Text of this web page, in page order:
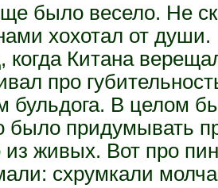
было весело. Не
хохотал от
когда Китана
про
бульдога. В целом
было придумывать
из живых. Вот про
схрумкали